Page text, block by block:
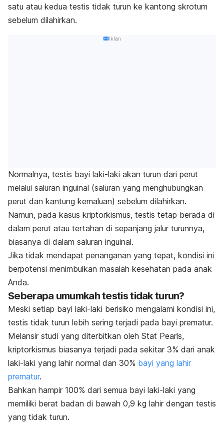
satu atau kedua testis tidak turun ke kantong skrotum
sebelum dilahirkan.
Iklan
Normalnya, testis bayi laki-laki akan turun dari perut
melalui saluran inguinal (saluran yang menghubungkan
perut dan kantung kemaluan) sebelum dilahirkan.
Namun, pada kasus kriptorkismus, testis tetap berada di
dalam perut atau tertahan di sepanjang jalur turunnya,
biasanya di dalam saluran inguinal.
Jika tidak mendapat penanganan yang tepat, kondisi ini
berpotensi menimbulkan masalah kesehatan pada anak
Anda.
Seberapa umumkah testis tidak turun?
Meski setiap bayi laki-laki berisiko mengalami kondisi ini,
testis tidak turun lebih sering terjadi pada bayi prematur.
Melansir studi yang diterbitkan oleh Stat Pearls,
kriptorkismus biasanya terjadi pada sekitar 3% dari anak
laki-laki yang lahir normal dan 30% bayi yang lahir
prematur.
Bahkan hampir 100% dari semua bayi laki-laki yang
memiliki berat badan di bawah 0,9 kg lahir dengan testis
yang tidak turun.